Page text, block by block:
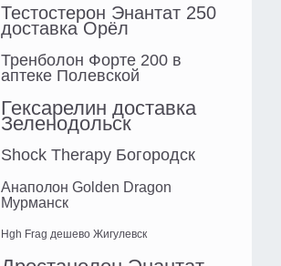
Тестостерон Энантат 250
доставка Орёл
Тренболон Форте 200 в
аптеке Полевской
Гексарелин доставка
Зеленодольск
Shock Therapy Богородск
Анаполон Golden Dragon
Мурманск
Hgh Frag дешево Жигулевск